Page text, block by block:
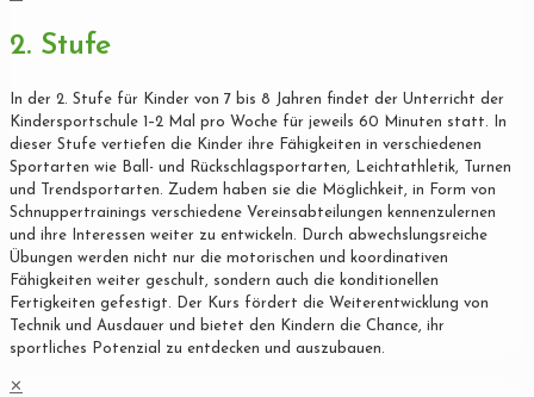
2. Stufe
In der 2. Stufe für Kinder von 7 bis 8 Jahren findet der Unterricht der
Kindersportschule 1–2 Mal pro Woche für jeweils 60 Minuten statt. In
dieser Stufe vertiefen die Kinder ihre Fähigkeiten in verschiedenen
Sportarten wie Ball- und Rückschlagsportarten, Leichtathletik, Turnen
und Trendsportarten. Zudem haben sie die Möglichkeit, in Form von
Schnuppertrainings verschiedene Vereinsabteilungen kennenzulernen
und ihre Interessen weiter zu entwickeln. Durch abwechslungsreiche
Übungen werden nicht nur die motorischen und koordinativen
Fähigkeiten weiter geschult, sondern auch die konditionellen
Fertigkeiten gefestigt. Der Kurs fördert die Weiterentwicklung von
Technik und Ausdauer und bietet den Kindern die Chance, ihr
sportliches Potenzial zu entdecken und auszubauen.
✕